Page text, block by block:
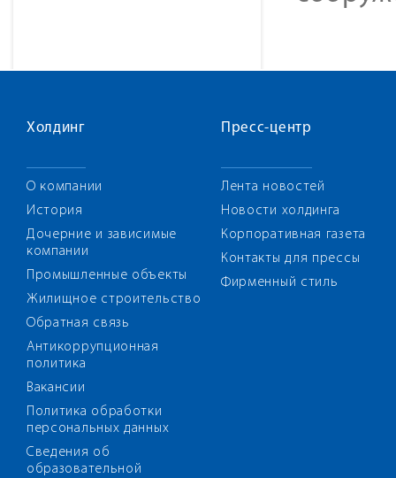
Холдинг
О компании
История
Дочерние и зависимые
компании
Промышленные объекты
Жилищное строительство
Обратная связь
Антикоррупционная
политика
Вакансии
Политика обработки
персональных данных
Сведения об
образовательной
Пресс-центр
Лента новостей
Новости холдинга
Корпоративная газета
Контакты для прессы
Фирменный стиль